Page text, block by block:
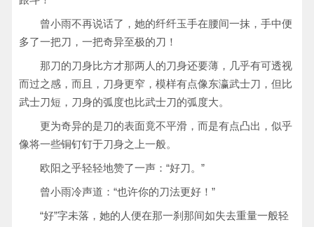
曾小雨不再说话了，她的纤纤玉手在腰间一抹，手中便
多了一把刀，一把奇异至极的刀！
那刀的刀身比方才那两人的刀身还要薄，几乎有可透视
而过之感，而且，刀身更窄，模样有点像东瀛武士刀，但比
武士刀短，刀身的弧度也比武士刀的弧度大。
更为奇异的是刀的表面竟不平滑，而是有点凸出，似乎
像将一些铜钉钉于刀身之上一般。
欧阳之乎轻轻地赞了一声：“好刀。”
曾小雨冷声道：“也许你的刀法更好！”
“好”字未落，她的人便在那一刹那间如失去重量一般轻